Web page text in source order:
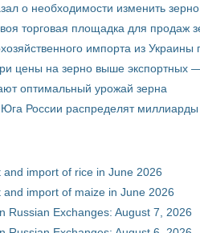
о необходимости изменить
торговая площадка для продаж
импорта из
цены на зерно выше экспортных
оптимальный урожай зерна
Юга России распределят
and import of rice in June 2026
and import of maize in June 2026
Russian Exchanges: August 7, 2026